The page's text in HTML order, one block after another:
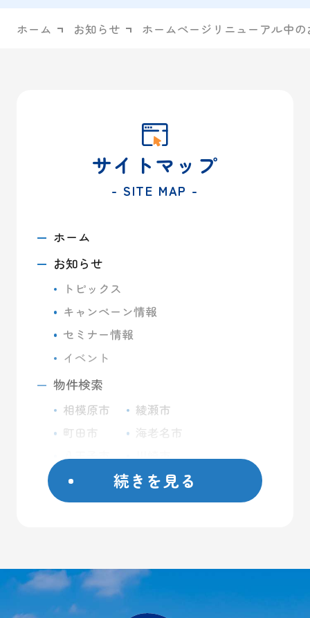
ホーム お知らせ ホームページリニューアル中
サイトマップ
- SITE MAP -
ホーム
お知らせ
トピックス
キャンペーン情報
セミナー情報
イベント
物件検索
相模原市
町田市
八王子市
座間市
日野市
厚木市
綾瀬市
海老名市
川崎市
藤沢市
屋外コンテナ
大型ガレージ
初めての方へ
続きを見る